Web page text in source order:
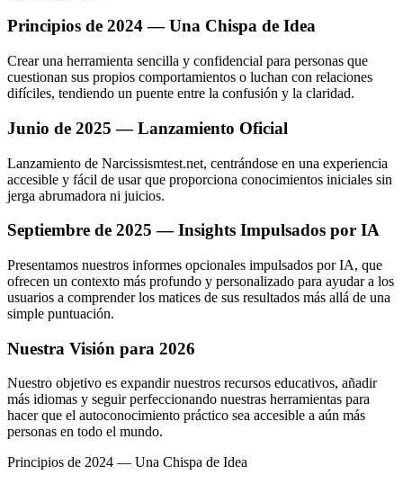
Principios de 2024 — Una Chispa de Idea
Crear una herramienta sencilla y confidencial para personas que
cuestionan sus propios comportamientos o luchan con relaciones
difíciles, tendiendo un puente entre la confusión y la claridad.
Junio de 2025 — Lanzamiento Oficial
Lanzamiento de Narcissismtest.net, centrándose en una experiencia
accesible y fácil de usar que proporciona conocimientos iniciales sin
jerga abrumadora ni juicios.
Septiembre de 2025 — Insights Impulsados por IA
Presentamos nuestros informes opcionales impulsados por IA, que
ofrecen un contexto más profundo y personalizado para ayudar a los
usuarios a comprender los matices de sus resultados más allá de una
simple puntuación.
Nuestra Visión para 2026
Nuestro objetivo es expandir nuestros recursos educativos, añadir
más idiomas y seguir perfeccionando nuestras herramientas para
hacer que el autoconocimiento práctico sea accesible a aún más
personas en todo el mundo.
Principios de 2024 — Una Chispa de Idea